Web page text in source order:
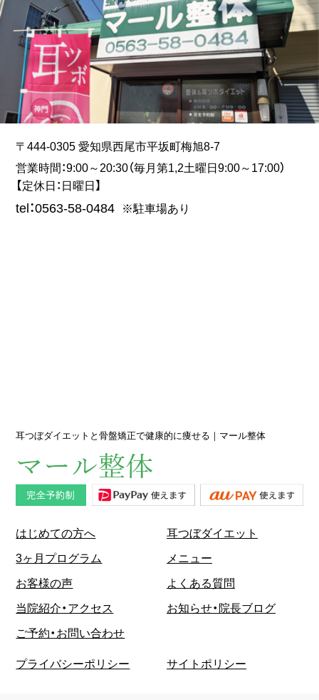
〒444-0305 愛知県西尾市平坂町梅旭8-7
営業時間：9:00～20:30（毎月第1,2土曜日9:00～17:00）
【定休日：日曜日】
tel：0563-58-0484 ※駐車場あり
耳つぼダイエットと骨盤矯正で健康的に痩せる｜マール整体
はじめての方へ 耳つぼダイエット
3ヶ月プログラム メニュー
お客様の声 よくある質問
当院紹介・アクセス お知らせ・院長ブログ
ご予約・お問い合わせ
プライバシーポリシー サイトポリシー